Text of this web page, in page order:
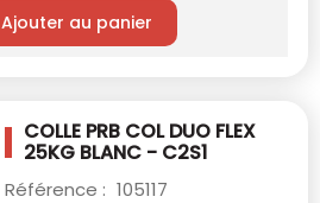
Ajouter au panier
COLLE PRB COL DUO FLEX
25KG BLANC - C2S1
Référence : 105117